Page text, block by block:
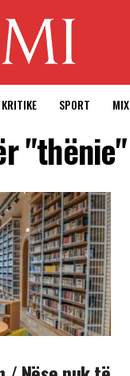
KRITIKE SPORT MIX
"thënie"